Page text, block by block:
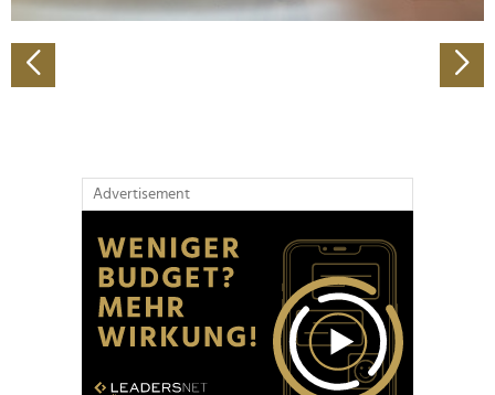
soziale Medien, Werbung und Analysen weiter. Unsere
Partner führen diese Informationen möglicherweise mit
weiteren Daten zusammen, die Sie ihnen bereitgestellt
Advertisement